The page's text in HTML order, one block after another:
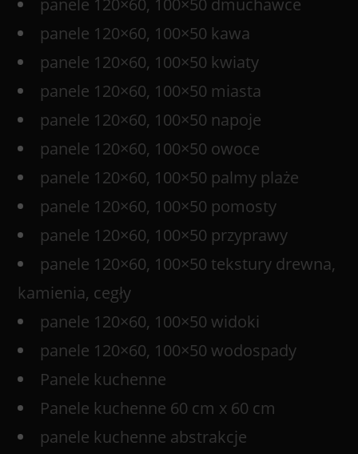
panele 120×60, 100×50 dmuchawce
panele 120×60, 100×50 kawa
panele 120×60, 100×50 kwiaty
panele 120×60, 100×50 miasta
panele 120×60, 100×50 napoje
panele 120×60, 100×50 owoce
panele 120×60, 100×50 palmy plaże
panele 120×60, 100×50 pomosty
panele 120×60, 100×50 przyprawy
panele 120×60, 100×50 tekstury drewna,
kamienia, cegły
panele 120×60, 100×50 widoki
panele 120×60, 100×50 wodospady
Panele kuchenne
Panele kuchenne 60 cm x 60 cm
panele kuchenne abstrakcje